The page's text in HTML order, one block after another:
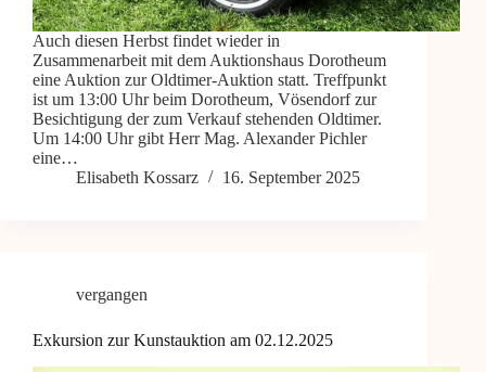
Auch diesen Herbst findet wieder in
Zusammenarbeit mit dem Auktionshaus Dorotheum
eine Auktion zur Oldtimer-Auktion statt. Treffpunkt
ist um 13:00 Uhr beim Dorotheum, Vösendorf zur
Besichtigung der zum Verkauf stehenden Oldtimer.
Um 14:00 Uhr gibt Herr Mag. Alexander Pichler
eine…
Elisabeth Kossarz
16. September 2025
vergangen
Exkursion zur Kunstauktion am 02.12.2025